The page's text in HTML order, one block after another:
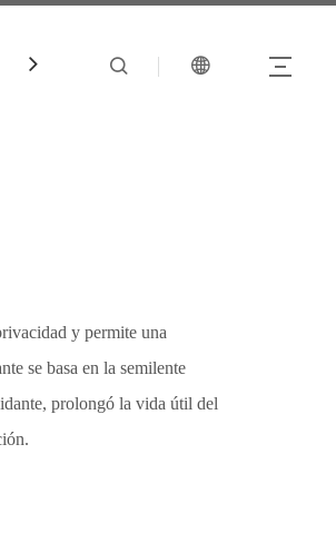
y permite una
se basa en la semilente
prolongó la vida útil del